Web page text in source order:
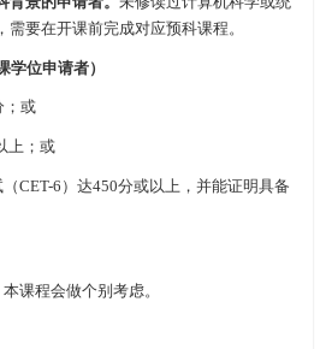
要在开课前完成对应预科课程。
学位申请者）
；或
上；或
CET-6）达450分或以上，并能证明具备
课程会做个别考虑。